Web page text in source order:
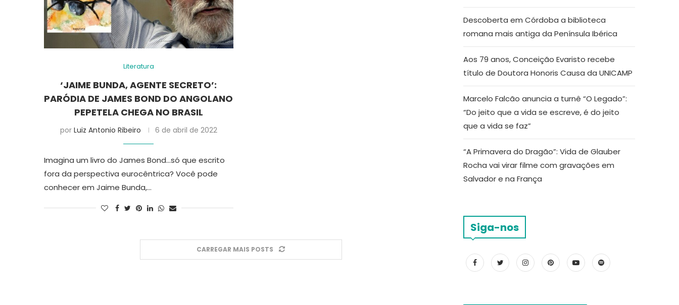
Literatura
‘JAIME BUNDA, AGENTE SECRETO’:
PARÓDIA DE JAMES BOND DO ANGOLANO
PEPETELA CHEGA NO BRASIL
por Luiz Antonio Ribeiro 6 de abril de 2022
Imagina um livro do James Bond…só que escrito
fora da perspectiva eurocêntrica? Você pode
conhecer em Jaime Bunda,…
CARREGAR MAIS POSTS
Descoberta em Córdoba a biblioteca
romana mais antiga da Península Ibérica
Aos 79 anos, Conceição Evaristo recebe
título de Doutora Honoris Causa da UNICAMP
Marcelo Falcão anuncia a turnê “O Legado”:
“Do jeito que a vida se escreve, é do jeito
que a vida se faz”
“A Primavera do Dragão”: Vida de Glauber
Rocha vai virar filme com gravações em
Salvador e na França
Siga-nos